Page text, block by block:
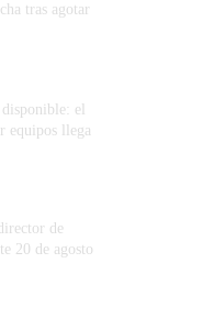
tras agotar
el
equipos llega
de
20 de agosto